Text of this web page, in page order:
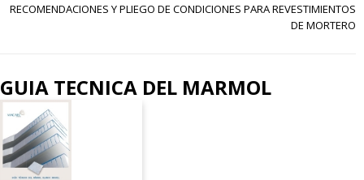
RECOMENDACIONES Y PLIEGO DE CONDICIONES PARA REVESTIMIENTOS
DE MORTERO
GUIA TECNICA DEL MARMOL